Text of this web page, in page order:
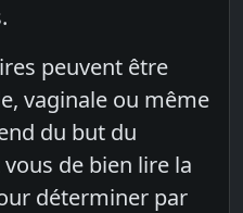
peuvent être
vaginale ou même
du but du
de bien lire la
déterminer par